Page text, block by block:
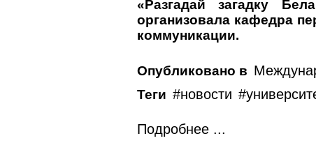
«Разгадай загадку
организовала кафедра
коммуникации.
Опубликовано в
Теги новости
Подробнее ...